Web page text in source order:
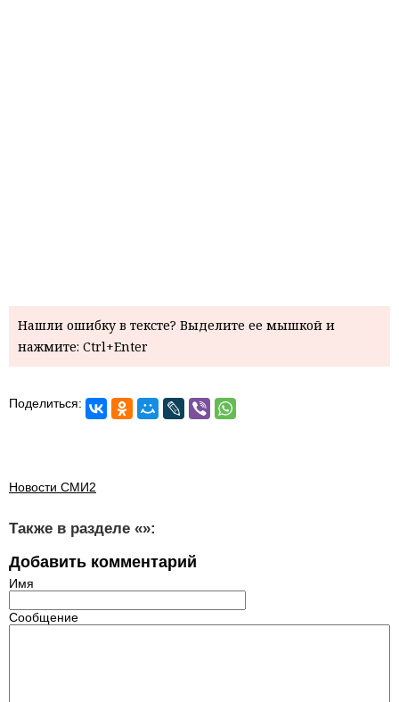
Нашли ошибку в тексте? Выделите ее мышкой и
нажмите: Ctrl+Enter
Поделиться:
Новости СМИ2
Также в разделе «»:
Добавить комментарий
Имя
Сообщение